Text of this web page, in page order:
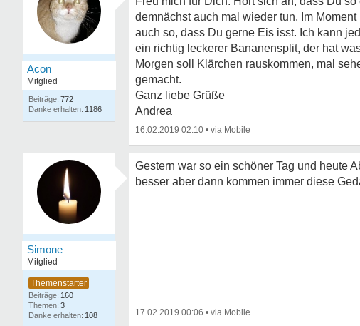
Acon
Mitglied
772
1186
demnächst auch mal wieder tun. Im
auch so, dass Du gerne Eis isst. Ich kann
ein richtig leckerer Bananensplit, der hat
Morgen soll Klärchen rauskommen, mal
gemacht.
Ganz liebe Grüße
Andrea
16.02.2019 02:10 •
Simone
Mitglied
160
3
108
Gestern war so ein schöner Tag und heute
besser aber dann kommen immer diese
17.02.2019 00:06 •